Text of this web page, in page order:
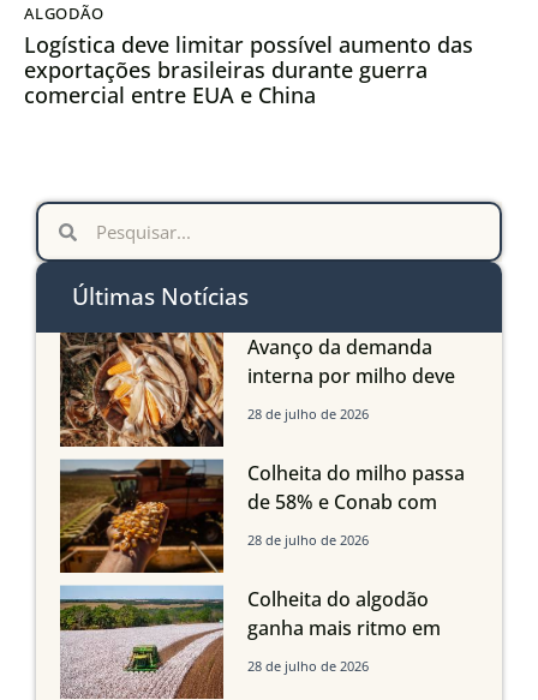
ALGODÃO
Logística deve limitar possível aumento das
exportações brasileiras durante guerra
comercial entre EUA e China
Últimas Notícias
Avanço da demanda
interna por milho deve
compensar aumento da
em Mato Grosso, aponta
Imea
28 de julho de 2026
Colheita do milho passa
de 58% e Conab com
boas produtividades em
quedas em Tocantins,
Maranhão e Piauí
28 de julho de 2026
Colheita do algodão
ganha mais ritmo em
Mato Grosso, Mato
28 de julho de 2026